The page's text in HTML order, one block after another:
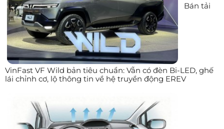
Bán tải
VinFast VF Wild bản tiêu chuẩn: Vẫn có đèn Bi-LED, ghế
lái chỉnh cơ, lộ thông tin về hệ truyền động EREV